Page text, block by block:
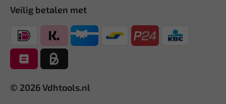
Veilig betalen met
© 2026 Vdhtools.nl